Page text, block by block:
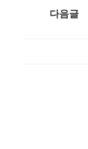
다음글